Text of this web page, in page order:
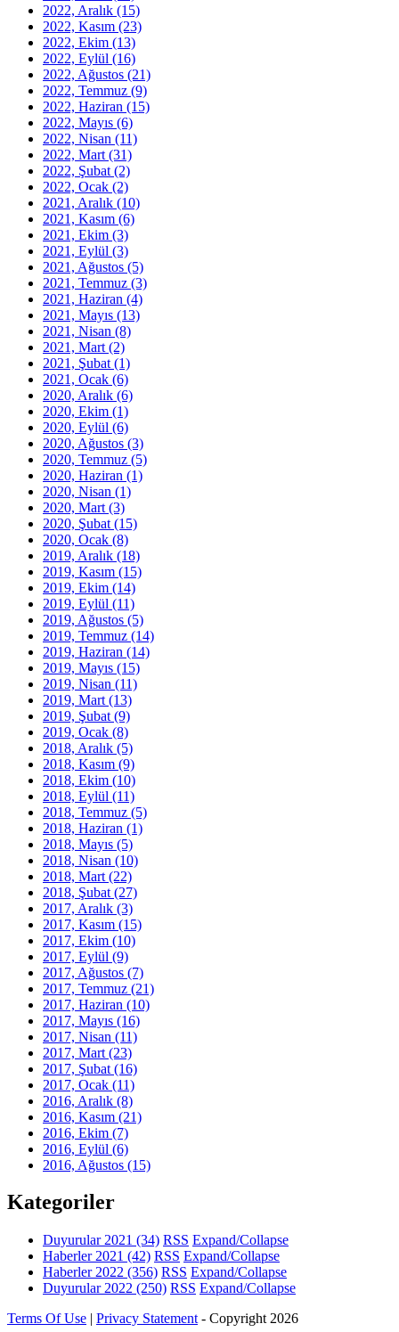
2022, Aralık (15)
2022, Kasım (23)
2022, Ekim (13)
2022, Eylül (16)
2022, Ağustos (21)
2022, Temmuz (9)
2022, Haziran (15)
2022, Mayıs (6)
2022, Nisan (11)
2022, Mart (31)
2022, Şubat (2)
2022, Ocak (2)
2021, Aralık (10)
2021, Kasım (6)
2021, Ekim (3)
2021, Eylül (3)
2021, Ağustos (5)
2021, Temmuz (3)
2021, Haziran (4)
2021, Mayıs (13)
2021, Nisan (8)
2021, Mart (2)
2021, Şubat (1)
2021, Ocak (6)
2020, Aralık (6)
2020, Ekim (1)
2020, Eylül (6)
2020, Ağustos (3)
2020, Temmuz (5)
2020, Haziran (1)
2020, Nisan (1)
2020, Mart (3)
2020, Şubat (15)
2020, Ocak (8)
2019, Aralık (18)
2019, Kasım (15)
2019, Ekim (14)
2019, Eylül (11)
2019, Ağustos (5)
2019, Temmuz (14)
2019, Haziran (14)
2019, Mayıs (15)
2019, Nisan (11)
2019, Mart (13)
2019, Şubat (9)
2019, Ocak (8)
2018, Aralık (5)
2018, Kasım (9)
2018, Ekim (10)
2018, Eylül (11)
2018, Temmuz (5)
2018, Haziran (1)
2018, Mayıs (5)
2018, Nisan (10)
2018, Mart (22)
2018, Şubat (27)
2017, Aralık (3)
2017, Kasım (15)
2017, Ekim (10)
2017, Eylül (9)
2017, Ağustos (7)
2017, Temmuz (21)
2017, Haziran (10)
2017, Mayıs (16)
2017, Nisan (11)
2017, Mart (23)
2017, Şubat (16)
2017, Ocak (11)
2016, Aralık (8)
2016, Kasım (21)
2016, Ekim (7)
2016, Eylül (6)
2016, Ağustos (15)
Kategoriler
Duyurular 2021 (34) RSS Expand/Collapse
Haberler 2021 (42) RSS Expand/Collapse
Haberler 2022 (356) RSS Expand/Collapse
Duyurular 2022 (250) RSS Expand/Collapse
Terms Of Use | Privacy Statement - Copyright 2026